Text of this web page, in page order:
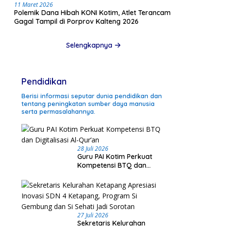
11 Maret 2026
Polemik Dana Hibah KONI Kotim, Atlet Terancam
Gagal Tampil di Porprov Kalteng 2026
Selengkapnya
Pendidikan
Berisi informasi seputar dunia pendidikan dan
tentang peningkatan sumber daya manusia
serta permasalahannya.
28 Juli 2026
Guru PAI Kotim Perkuat
Kompetensi BTQ dan
27 Juli 2026
Sekretaris Kelurahan